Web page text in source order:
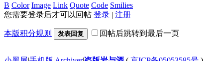
B Color Image Link Quote Code Smilies
您需要登录后才可以回帖 登录 | 注册
本版积分规则 发表回复 回帖后跳转到最后一页